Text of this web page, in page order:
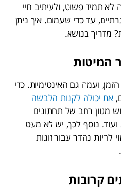
לא תמיד פשוט, ולעיתים חיי
עד כדי שעמום. איך ניתן
מדריך בנושא.
המיטות
ועמה גם האינטימיות. כדי
את יכולה לקנות הלבשה
מגוון רחב של תחתונים
ועוד. נוסף לכך, יש לא מעט
להיות נהדר עבור זוגות
קרובות